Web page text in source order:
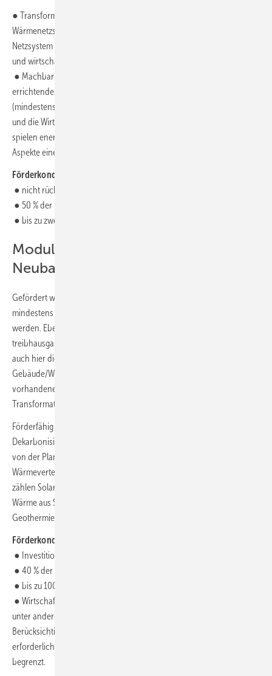
● Transformationspläne sollen zeigen, wie sich bestehende
Wärmenetzsysteme bis 2045 zu einem treibhausgasneutralen
Netzsystem umbauen lassen. Sie sollen den zeitlichen, technischen
und wirtschaftlichen Umbau darstellen.
● Machbarkeitsstudien wiederum sollen untersuchen, wie ein neu zu
errichtendes System mit überwiegend erneuerbarer Wärmeerzeugung
(mindestens 75 % erneuerbare Energien und Abwärme) umsetzbar ist
und die Wirtschaftlichkeit aufzeigen. In der Konzeptentwicklung
spielen energetische, technische, ökonomische und ökologische
Aspekte eine Rolle.
Förderkonditionen:
● nicht rückzahlbarer Zuschuss
● 50 % der förderfähigen Kosten
● bis zu zwei Millionen Euro pro Antrag
Modul 2: Systemische Förderung für
Neubau und Bestandsnetze
Gefördert wird hierüber der Neubau von Wärmenetzen, die zu
mindestens 75 % mit erneuerbaren Energien und Abwärme gespeist
werden. Ebenso der Umbau bestehender Netze zu
treibhausgasneutralen Wärmenetzen. Wie bei allen Modulen gelten
auch hier die Bedingungen in Bezug auf die Mindestzahl der
Gebäude/Wohneinheiten. Voraussetzung ist außerdem eine
vorhandene Machbarkeitsstudie (Neubau) oder ein
Transformationsplan (Bestandsnetz).
Förderfähig sind alle Maßnahmen, die einen Beitrag zur
Dekarbonisierung und Effizienzsteigerung des Wärmenetzes leisten –
von der Planung über die Installation der Wärmeerzeuger bis zur
Wärmeverteilung und -übergabe. Zu den geförderten Wärmequellen
zählen Solarthermie sowie PVT-/Hybridanlagen, die Strom und
Wärme aus Sonnenenergie erzeugen, (Groß-)Wärmepumpen, tiefe
Geothermie, Biomasseanlagen und unvermeidbare Abwärmequellen.
Förderkonditionen:
● Investitionszuschuss für Erzeugungsanlagen und Infrastruktur
● 40 % der förderfähigen Kosten
● bis zu 100 Millionen Euro pro Antrag
● Wirtschaftlichkeitslückenberechnung (per BAFA-Formular): Hier ist
unter anderem darzulegen, dass die Förderung unter
Berücksichtigung aller Kosten und Erlöse für das Vorhaben
erforderlich ist. Die Förderung ist auf die Wirtschaftlichkeitslücke
begrenzt.